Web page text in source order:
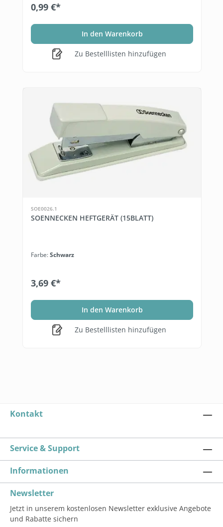
0,99 €*
In den Warenkorb
Zu Bestelllisten hinzufügen
SOE0026.1
SOENNECKEN HEFTGERÄT (15BLATT)
Farbe:Schwarz
3,69 €*
In den Warenkorb
Zu Bestelllisten hinzufügen
Kontakt
Service & Support
Informationen
Newsletter
Jetzt in unserem kostenlosen Newsletter exklusive Angebote
und Rabatte sichern